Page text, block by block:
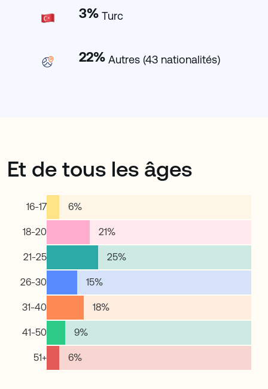
3% Turc
22% Autres (43 nationalités)
Et de tous les âges
16-17 6%
18-20 21%
21-25 25%
26-30 15%
31-40 18%
41-50 9%
51+ 6%